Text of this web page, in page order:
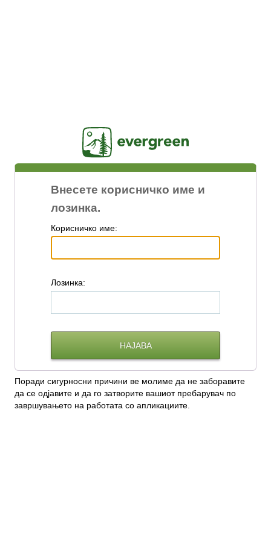
Внесете корисничко име и
лозинка.
Корисничко име:
Лозинка:
Поради сигурносни причини ве молиме да не заборавите
да се одјавите и да го затворите вашиот пребарувач по
завршувањето на работата со апликациите.